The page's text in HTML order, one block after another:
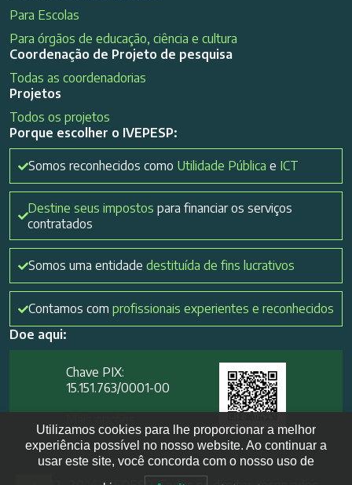
Para Escolas
Para órgãos de educação, ciência e cultura
Coordenação de Projeto de pesquisa
Todas as coordenadorias
Projetos
Todos os projetos
Porque escolher o IVEPESP:
Somos reconhecidos como Utilidade Pública e ICT
Destine seus impostos para financiar os serviços
contratados
Somos uma entidade destituída de fins lucrativos
Contamos com profissionais experientes e reconhecidos
Doe aqui:
Chave PIX:
15.151.763/0001-00​
Utilizamos cookies para lhe proporcionar a melhor
experiência possível no nosso website. Ao continuar a
usar este site, você concorda com o nosso uso de